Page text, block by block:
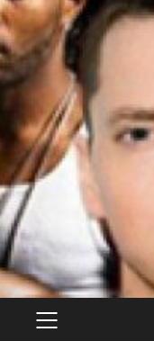
PRIMARY